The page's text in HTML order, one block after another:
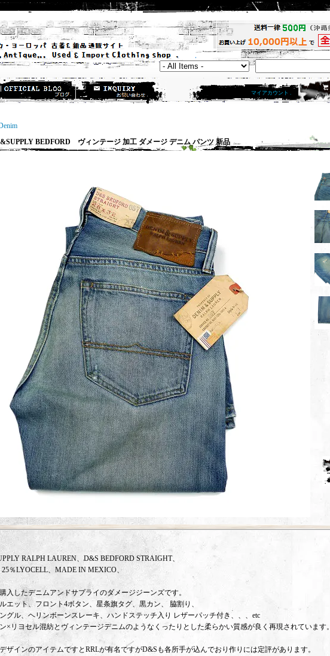
マイアカウント .
BEDFORD ヴィンテージ 加工 ダメージ デニム パンツ 新品
RALPH LAUREN、D&S BEDFORD STRAIGHT、
25％LYOCELL、MADE IN MEXICO、
入したデニムアンドサプライのダメージジーンズです。
エット、フロント4ボタン、星条旗タグ、黒カン、 脇割り、
グル、ヘリンボーンスレーキ、ハンドステッチ入り レザーパッチ付き、、、etc
×リヨセル混紡とヴィンテージデニムのようなくったりとした柔らかい質感が良く再現されています。
ザインのアイテムですとRRLが有名ですがD&Sも各所手が込んでおり作りには定評があります。